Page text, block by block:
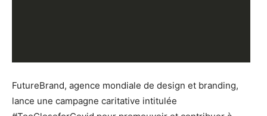
FutureBrand, agence mondiale de design et branding,
lance une campagne caritative intitulée